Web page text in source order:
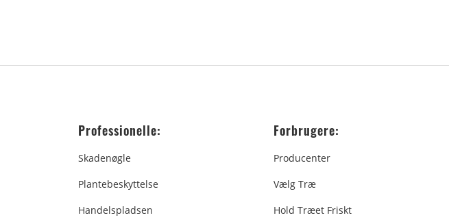
Professionelle:
Skadenøgle
Plantebeskyttelse
Handelspladsen
Forbrugere:
Producenter
Vælg Træ
Hold Træet Friskt